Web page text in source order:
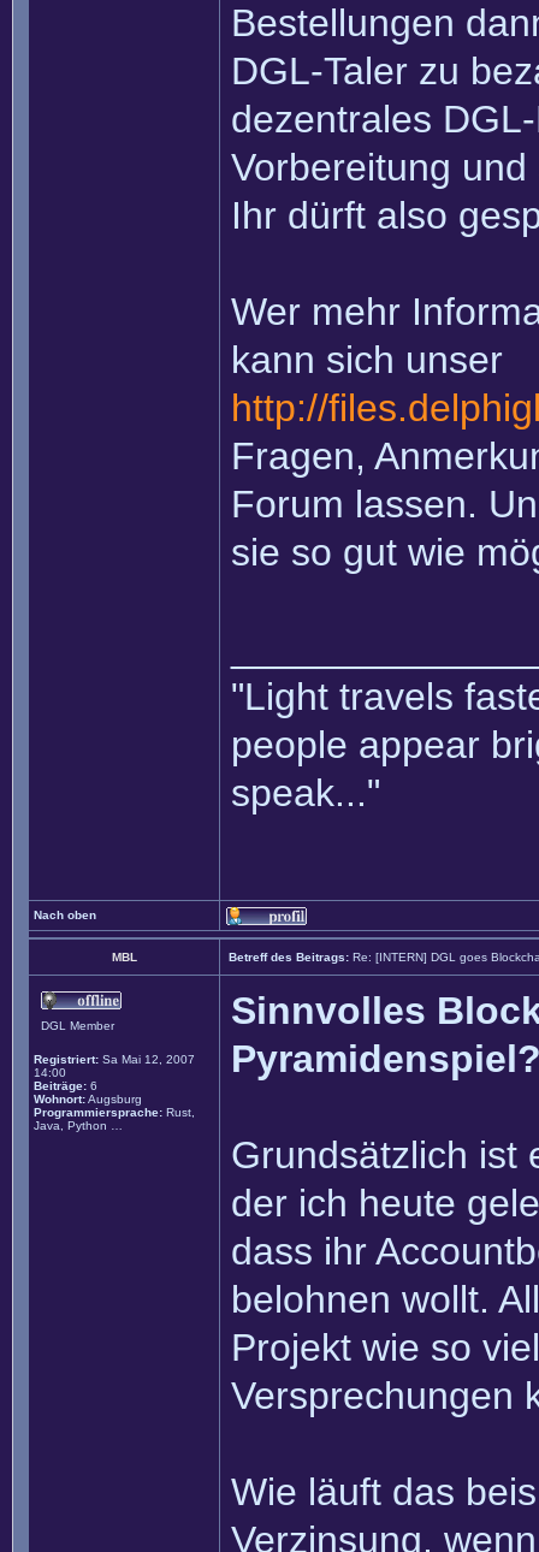
Bestellungen
DGL-Taler zu
dezentrales
Vorbereitung
Ihr dürft also
Wer mehr
kann sich unser
http://
Fragen,
Forum lassen.
sie so gut wie
"Light travels
people appear
speak..."
Nach oben
MBL Betreff des Beitrags: Re: [INTERN] DGL goes
DGL Member
Registriert: Sa Mai 12, 2007
14:00
Beiträge: 6
Wohnort:Augsburg
Programmiersprache: Rust,
Java, Python …
Sinnvolles
Grundsätzlich ist
der ich heute
dass ihr
belohnen wollt.
Projekt wie so
Versprechungen
Wie läuft das
Verzinsung,